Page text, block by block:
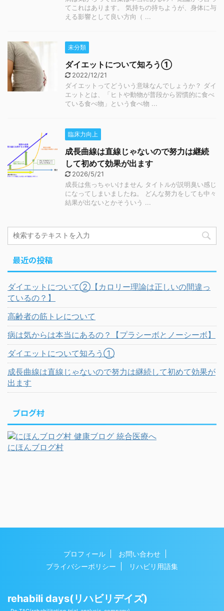
てこれはあります。 気持ちの持ちようが、身体に与
える影響として良い方向（ ...
未分類
ダイエットについて知ろう①
2022/12/21
ダイエットってどういう意味なんでしょうか？ ダイ
エットとは、「ヒトや動物が普段から習慣的に食べ
ている食べ物」という食べ物 ...
臨床力向上
成長曲線は直線じゃないので努力は継続
して初めて効果が出ます
2026/5/21
成長は焦っちゃいけません タイトルが説明臭い感じ
になってしまいましたね。 どんな努力をしても中々
結果が出ないとかそういう ...
最近の投稿
ダイエットについて②【カロリー理論は正しいの間違っ
ているの？】
高齢者の筋トレについて
病は気からは本当にあるの？【プラシーボとノーシーボ】
ダイエットについて知ろう①
成長曲線は直線じゃないので努力は継続して初めて効果が
出ます
ブログ村
にほんブログ村
プロフィール
お問い合わせ
プライバシーポリシー
リハビリ用語集
rehabili days(リハビリデイズ)
Copyright© rehabili days(リハビリデイズ) , 2026 All